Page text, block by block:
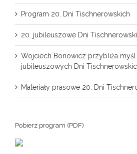
Program 20. Dni Tischnerowskich
20. jubileuszowe Dni
Wojciech Bonowicz przybliża myśl
jubileuszowych Dni
Materiały prasowe 20. Dni
Pobierz program (PDF)